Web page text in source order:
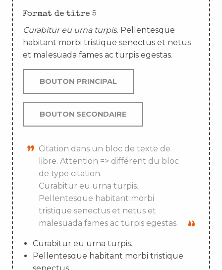
Format de titre 5
Curabitur eu urna turpis. Pellentesque
habitant morbi tristique senectus et netus
et malesuada fames ac turpis egestas.
BOUTON PRINCIPAL
BOUTON SECONDAIRE
Citation dans un bloc de texte de
libre. Attention => différent du bloc
de type citation.
Curabitur eu urna turpis.
Pellentesque habitant morbi
tristique senectus et netus et
malesuada fames ac turpis egestas.
Curabitur eu urna turpis.
Pellentesque habitant morbi tristique